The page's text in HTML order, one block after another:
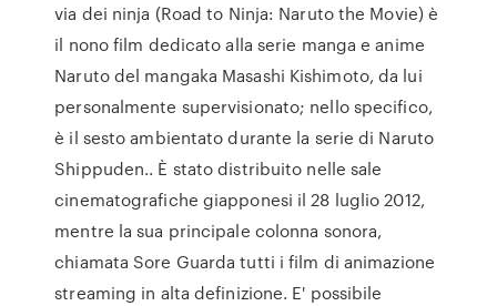
via dei ninja (Road to Ninja: Naruto the Movie) è
il nono film dedicato alla serie manga e anime
Naruto del mangaka Masashi Kishimoto, da lui
personalmente supervisionato; nello specifico,
è il sesto ambientato durante la serie di Naruto
Shippuden.. È stato distribuito nelle sale
cinematografiche giapponesi il 28 luglio 2012,
mentre la sua principale colonna sonora,
chiamata Sore Guarda tutti i film di animazione
streaming in alta definizione. E' possibile